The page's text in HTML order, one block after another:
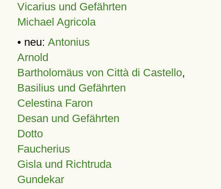
Vicarius und Gefährten
Michael Agricola
• neu: Antonius
Arnold
Bartholomäus von Città di Castello,
Basilius und Gefährten
Celestina Faron
Desan und Gefährten
Dotto
Faucherius
Gisla und Richtruda
Gundekar